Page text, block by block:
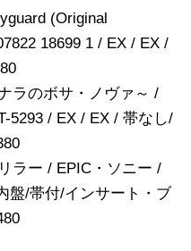
(Original
18699 1 / EX / EX /
ラのボサ・ノヴァ～ /
5293 / EX / EX / 帯なし/
ラー / EPIC・ソニー /
盤/帯付/インサート・ブ